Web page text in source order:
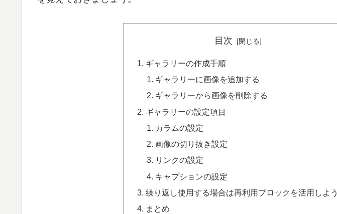
目次
ギャラリーの作成手順
ギャラリーに画像を追加する
ギャラリーから画像を削除する
ギャラリーの設定項目
カラムの設定
画像の切り抜き設定
リンクの設定
キャプションの設定
繰り返し使用する場合は再利用ブロックを活用しよう
まとめ